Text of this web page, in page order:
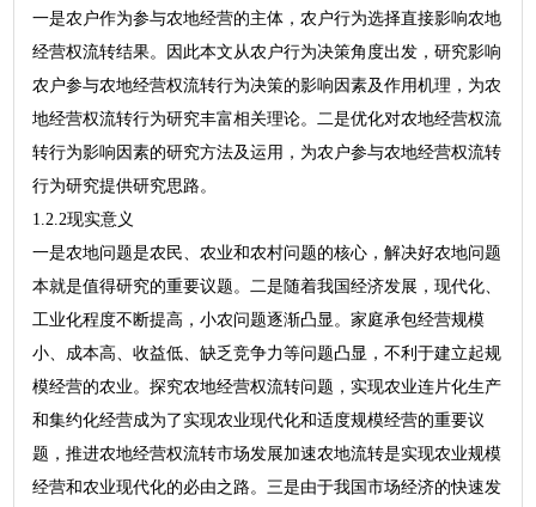
一是农户作为参与农地经营的主体，农户行为选择直接影响农地
经营权流转结果。因此本文从农户行为决策角度出发，研究影响
农户参与农地经营权流转行为决策的影响因素及作用机理，为农
地经营权流转行为研究丰富相关理论。二是优化对农地经营权流
转行为影响因素的研究方法及运用，为农户参与农地经营权流转
行为研究提供研究思路。
1.2.2现实意义
一是农地问题是农民、农业和农村问题的核心，解决好农地问题
本就是值得研究的重要议题。二是随着我国经济发展，现代化、
工业化程度不断提高，小农问题逐渐凸显。家庭承包经营规模
小、成本高、收益低、缺乏竞争力等问题凸显，不利于建立起规
模经营的农业。探究农地经营权流转问题，实现农业连片化生产
和集约化经营成为了实现农业现代化和适度规模经营的重要议
题，推进农地经营权流转市场发展加速农地流转是实现农业规模
经营和农业现代化的必由之路。三是由于我国市场经济的快速发